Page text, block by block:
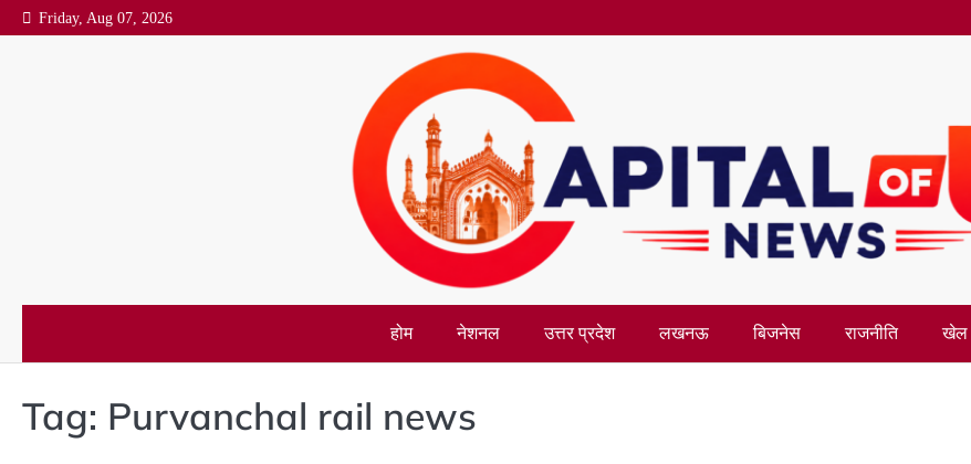
Skip
to
Friday, Aug 07, 2026
होम नेशनल उत्तर प्रदेश लखनऊ बिजनेस राजनीति खेल
Tag: Purvanchal rail news